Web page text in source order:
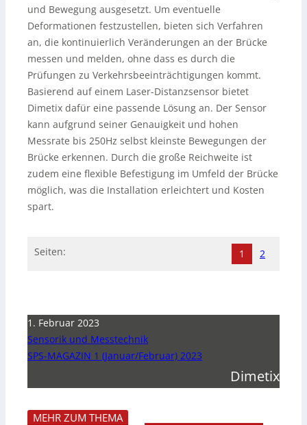
und Bewegung ausgesetzt. Um eventuelle
Deformationen festzustellen, bieten sich Verfahren
an, die kontinuierlich Veränderungen an der Brücke
messen und melden, ohne dass es durch die
Prüfungen zu Verkehrsbeeinträchtigungen kommt.
Basierend auf einem Laser-Distanzsensor bietet
Dimetix dafür eine passende Lösung an. Der Sensor
kann aufgrund seiner Genauigkeit und hohen
Messrate bis 250Hz selbst kleinste Bewegungen der
Brücke erkennen. Durch die große Reichweite ist
zudem eine flexible Befestigung im Umfeld der Brücke
möglich, was die Installation erleichtert und Kosten
spart.
Seiten: 1 2
1. Februar 2023
Sensorik und Messtechnik
SPS-MAGAZIN 1 (Januar/Februar) 2023
Dimetix
MEHR ZUM THEMA